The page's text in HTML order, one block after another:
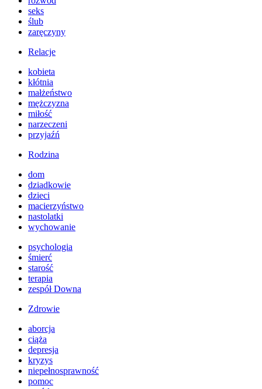
seks
ślub
zaręczyny
Relacje
kobieta
kłótnia
małżeństwo
mężczyzna
miłość
narzeczeni
przyjaźń
Rodzina
dom
dziadkowie
dzieci
macierzyństwo
nastolatki
wychowanie
psychologia
śmierć
starość
terapia
zespół Downa
Zdrowie
aborcja
ciąża
depresja
kryzys
niepełnosprawność
pomoc